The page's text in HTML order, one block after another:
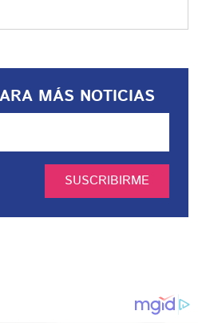
MÁS NOTICIAS
SUSCRIBIRME